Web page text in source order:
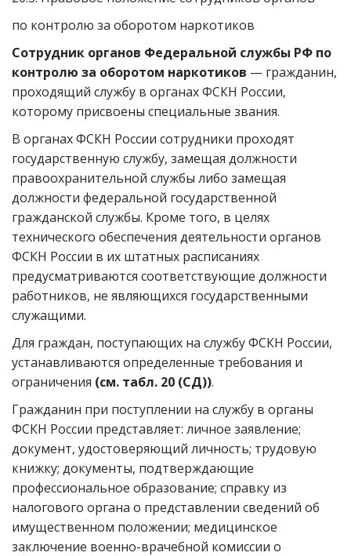
по контролю за оборотом наркотиков
Сотрудник органов Федеральной службы РФ по
контролю за оборотом наркотиков — гражданин,
проходящий службу в органах ФСКН России,
которому присвоены специальные звания.
В органах ФСКН России сотрудники проходят
государственную службу, замещая должности
правоохранительной службы либо замещая
должности федеральной государственной
гражданской службы. Кроме того, в целях
технического обеспечения деятельности органов
ФСКН России в их штатных расписаниях
предусматриваются соответствующие должности
работников, не являющихся государственными
служащими.
Для граждан, поступающих на службу ФСКН России,
устанавливаются определенные требования и
ограничения (см. табл. 20 (СД)).
Гражданин при поступлении на службу в органы
ФСКН России представляет: личное заявление;
документ, удостоверяющий личность; трудовую
книжку; документы, подтверждающие
профессиональное образование; справку из
налогового органа о представлении сведений об
имущественном положении; медицинское
заключение военно-врачебной комиссии о